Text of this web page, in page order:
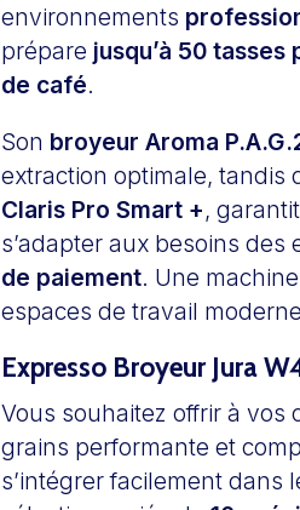
environnements
prépare jusqu’à 50 tasses
de café.
Son broyeur Aroma
extraction optimale, tandis
Claris Pro Smart +,
s’adapter aux besoins
de paiement. Une
espaces de travail
Expresso Broyeur Jura
Vous souhaitez offrir à vos
grains performante et
s’intégrer facilement dans